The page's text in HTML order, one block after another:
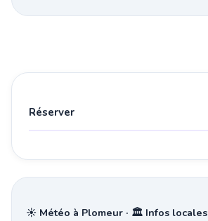
Réserver
☀️ Météo à Plomeur · 🏛️ Infos locales